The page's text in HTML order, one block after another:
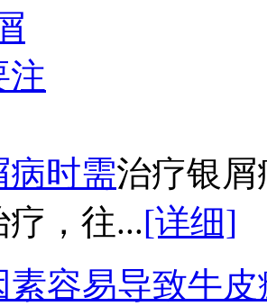
病时需治疗银
，往...[详细]
素容易导致牛皮